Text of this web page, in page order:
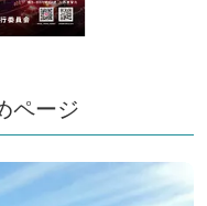
ページ